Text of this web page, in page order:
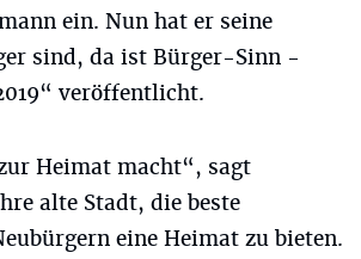
ein. Nun hat er seine
sind, da ist Bürger-Sinn -
veröffentlicht.
Heimat macht“, sagt
alte Stadt, die beste
eine Heimat zu bieten.